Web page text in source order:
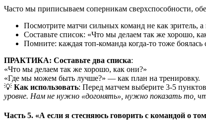
Часто мы приписываем соперникам сверхспособности,
Посмотрите матчи сильных команд не как зритель,
Составьте список: «Что мы делаем так же хорошо,
Помните: каждая топ-команда когда-то тоже боялась
ПРАКТИКА: Составьте два списка:
«Что мы делаем так же хорошо, как они?»
«Где мы можем быть лучше?» — как план на тренировку.
💡 Как использовать: Перед матчем выберите 3-5
уровне. Нам не нужно «догонять», нужно показать то,
Часть 5. «А если я стесняюсь говорить с командой о